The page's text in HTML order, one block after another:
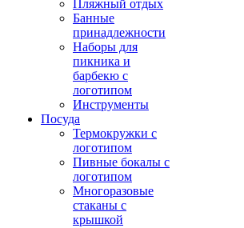
Пляжный отдых
Банные
принадлежности
Наборы для
пикника и
барбекю с
логотипом
Инструменты
Посуда
Термокружки с
логотипом
Пивные бокалы с
логотипом
Многоразовые
стаканы с
крышкой